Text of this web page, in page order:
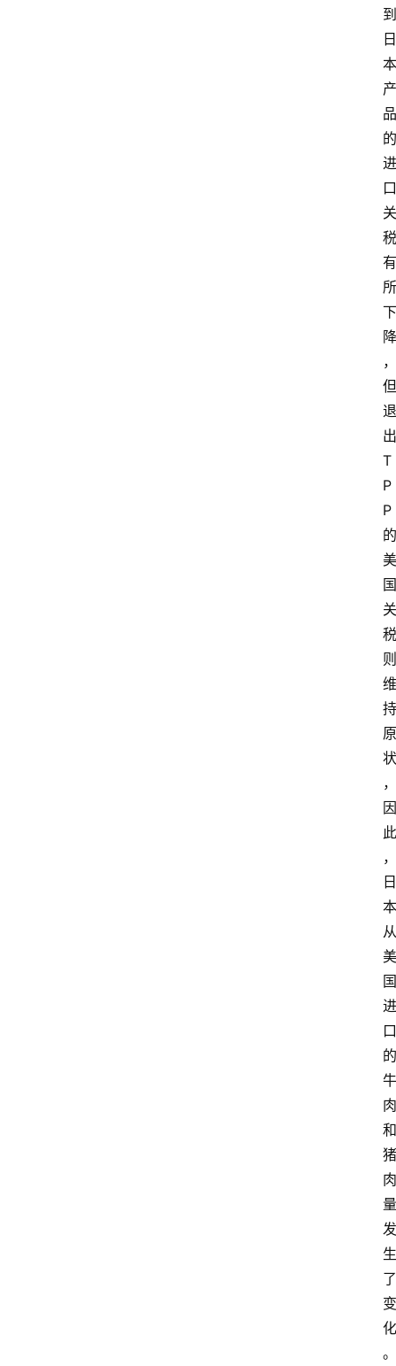
到
日
本
产
品
的
进
口
关
税
有
所
下
降
，
但
退
出
T
P
P
的
美
国
关
税
则
维
持
原
状
，
因
此
，
日
本
从
美
国
进
口
的
牛
肉
和
猪
肉
量
发
生
了
变
化
。